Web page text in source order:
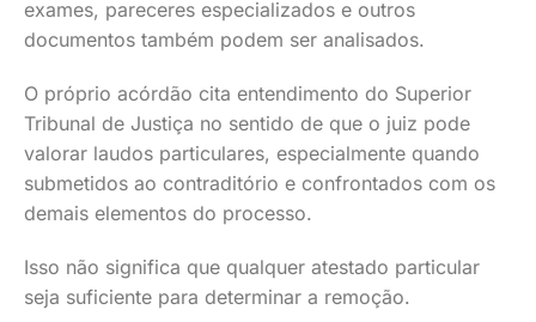
exames, pareceres especializados e outros
documentos também podem ser analisados.
O próprio acórdão cita entendimento do Superior
Tribunal de Justiça no sentido de que o juiz pode
valorar laudos particulares, especialmente quando
submetidos ao contraditório e confrontados com os
demais elementos do processo.
Isso não significa que qualquer atestado particular
seja suficiente para determinar a remoção.